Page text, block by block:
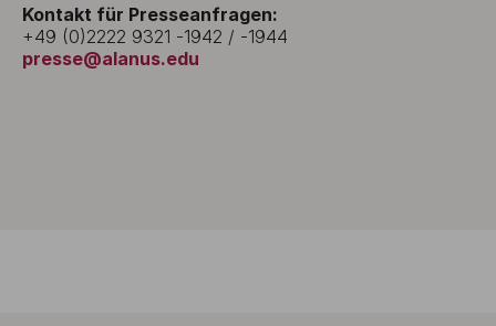
Kontakt für Presseanfragen:
+49 (0)2222 9321 -1942 / -1944
presse@alanus.edu